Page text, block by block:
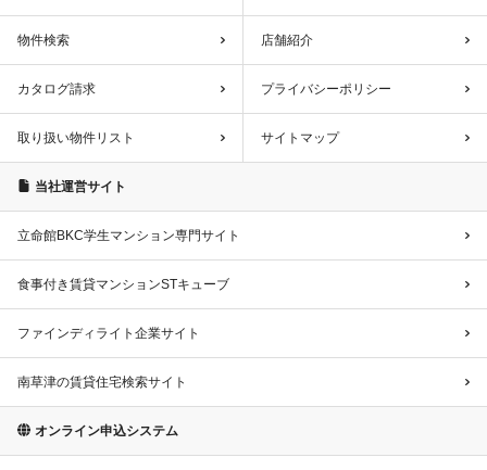
物件検索 店舗紹介
カタログ請求 プライバシーポリシー
取り扱い物件リスト サイトマップ
当社運営サイト
立命館BKC学生マンション専門サイト
食事付き賃貸マンションSTキューブ
ファインディライト企業サイト
南草津の賃貸住宅検索サイト
オンライン申込システム